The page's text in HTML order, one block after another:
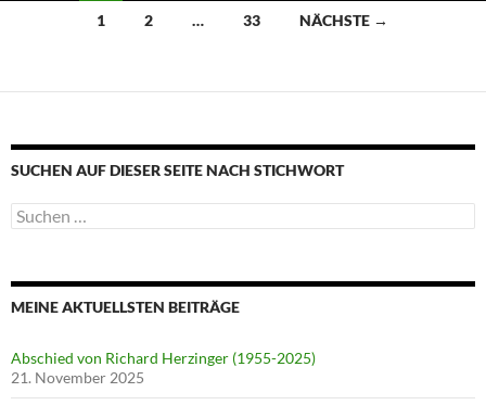
Beitragsnavigation
1 2 … 33 NÄCHSTE →
SUCHEN AUF DIESER SEITE NACH STICHWORT
Suche
nach:
MEINE AKTUELLSTEN BEITRÄGE
Abschied von Richard Herzinger (1955-2025)
21. November 2025